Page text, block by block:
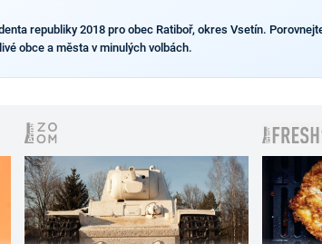
z roku 2023?
republiky 2018 pro obec Ratiboř, okres Vsetín.
obce a města v minulých volbách.